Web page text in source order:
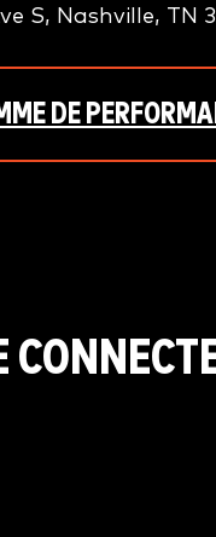
S, Nashville, TN
DE